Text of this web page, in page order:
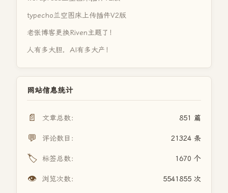
typecho兰空图床上传插件V2版
老张博客更换Riven主题了！
人有多大胆，AI有多大产！
网站信息统计
📄 文章总数： 851 篇
💬 评论数目： 21324 条
🏷️ 标签总数： 1670 个
👁️ 浏览次数： 5541855 次